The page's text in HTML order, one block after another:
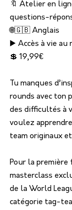
🔖 Atelier en
questions-
🌐🇬🇧 Anglais
▶️ Accès à vie au
💲 19,99€
Tu manques
rounds avec ton
des difficultés à
voulez
team originaux
Pour la première
masterclass
de la World
catégorie tag-